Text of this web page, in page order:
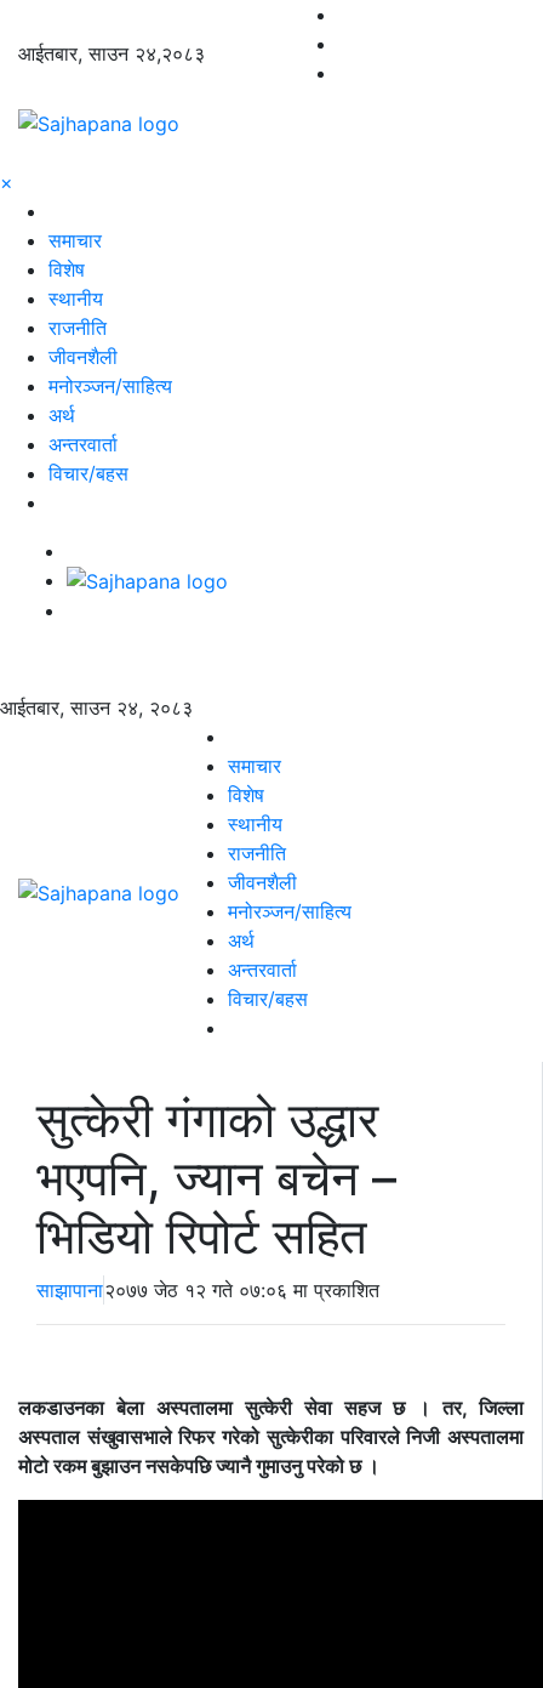
आईतबार, साउन २४,२०८३
×
समाचार
विशेष
स्थानीय
राजनीति
जीवनशैली
मनोरञ्जन/साहित्य
अर्थ
अन्तरवार्ता
विचार/बहस
आईतबार, साउन २४, २०८३
समाचार
विशेष
स्थानीय
राजनीति
जीवनशैली
मनोरञ्जन/साहित्य
अर्थ
अन्तरवार्ता
विचार/बहस
सुत्केरी गंगाको उद्धार
भएपनि, ज्यान बचेन –
भिडियो रिपोर्ट सहित
साझापाना२०७७ जेठ १२ गते ०७:०६ मा प्रकाशित
लकडाउनका बेला अस्पतालमा सुत्केरी सेवा सहज छ । तर, जिल्ला
अस्पताल संखुवासभाले रिफर गरेको सुत्केरीका परिवारले निजी अस्पतालमा
मोटो रकम बुझाउन नसकेपछि ज्यानै गुमाउनु परेको छ ।